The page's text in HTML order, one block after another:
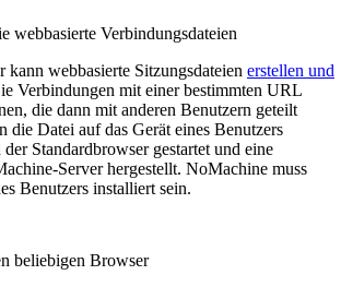
webbasierte Verbindungsdateien
webbasierte Sitzungsdateien erstellen und
Verbindungen mit einer bestimmten URL
die dann mit anderen Benutzern geteilt
die Datei auf das Gerät eines Benutzers
Standardbrowser gestartet und eine
Server hergestellt. NoMachine muss
Benutzers installiert sein.
beliebigen Browser